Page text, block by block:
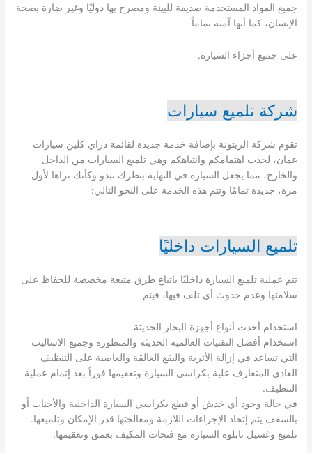
جميع المواد المستخدمة صديقة للبيئة ومصرح بها دوليًا وغير ضارة بصحة
الإنسان، كما أنها آمنة تماماً
على جميع أجزاء السيارة.
شركة تلميع سيارات
تقوم شركة الزيتونة بإضافة خدمة جديدة لقائمة دراي كلين سيارات
عمان، لجذب اهتمامكم وانتباهكم وهي تلميع السيارات من الداخل
والخارج، مما يجعل السيارة في النهاية بنظرك تبدو وكأنك تراها لأول
مرة، جديدة تمامًا وتتم هذه الخدمة على النحو التالي:
تلميع السيارات داخليًا
تتم عملية تلميع السيارة داخليًا باتباع طرق متبعة مخصصة للحفاظ على
سلامتها وعدم حدوث أي تلف فيها، فيتم
استخدام أحدث أنواع أجهزة البخار الحديثة.
استخدام أفضل التقنيات العالمية الحديثة والمتطورة وجميع الاساليب
التي تساعد في إزالة الأتربة والبقع العالقة والعاصية على التنظيف
العادي المتعارف علية بكراسي السيارة وتعقيمها فوراً بعد إتمام عملية
التنظيف.
في حالة وجود أي خدش أو قطع بكراسي السيارة الداخلية والأجناب أو
بالسقف يتم إتخاذ الإجراءات اللازمة ومعالجتها قدر الإمكان وتلميعها.
تلميع وغسيل تابلوه السيارة مع فتحات المكيف بعمق وتعقيمها.